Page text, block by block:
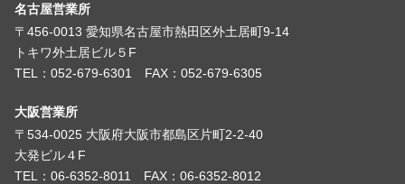
名古屋営業所
〒456-0013 愛知県名古屋市熱田区外土居町9-14
トキワ外土居ビル５F
TEL：052-679-6301 FAX：052-679-6305
大阪営業所
〒534-0025 大阪府大阪市都島区片町2-2-40
大発ビル４F
TEL：06-6352-8011 FAX：06-6352-8012